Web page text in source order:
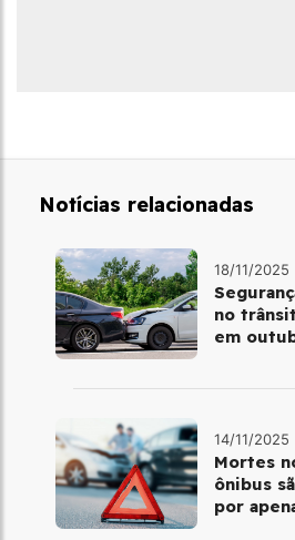
Notícias relacionadas
18/11/2025
no
em
14/11/2025
Mortes
ônibus
por